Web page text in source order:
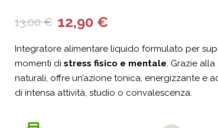
13,00€ 12,90 €
Integratore alimentare liquido formulato per
momenti di stress fisico e mentale. Grazie
naturali, offre un’azione tonica, energizzante e
di intensa attività, studio o convalescenza.